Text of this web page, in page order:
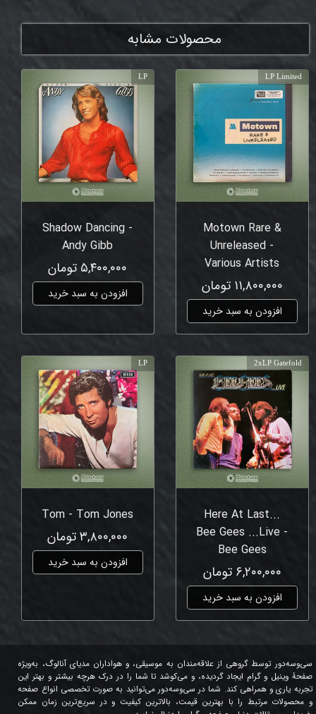
محصولات مشابه
Motown Rare &
Unreleased -
Various Artists
۱۱,۸۰۰,۰۰۰ تومان
افزودن به سبد خرید
LP Limited
Shadow Dancing -
Andy Gibb
۵,۴۰۰,۰۰۰ تومان
افزودن به سبد خرید
LP
Here At Last...
Bee Gees ...Live -
Bee Gees
۶,۲۰۰,۰۰۰ تومان
افزودن به سبد خرید
2xLP Gatefold
Tom - Tom Jones
۳,۸۰۰,۰۰۰ تومان
افزودن به سبد خرید
LP
سی‌وسه‌دور توسط گروهی از علاقه‌مندان به موسیقی، و هواداران مدیای آنالوگ، به‌ویژه
صفحۀ وینیل و گرام ایجاد گردیده، و می‌کوشد تا شما را در درک هرچه بیشتر و بهتر این
تجربه یاری و همراهی کند. شما در سی‌وسه‌دور می‌توانید به صورت تخصصی انواع صفحه
و محصولات مرتبط را با بهترین قیمت، بالاترین کیفیت و در سریع‌ترین زمان ممکن